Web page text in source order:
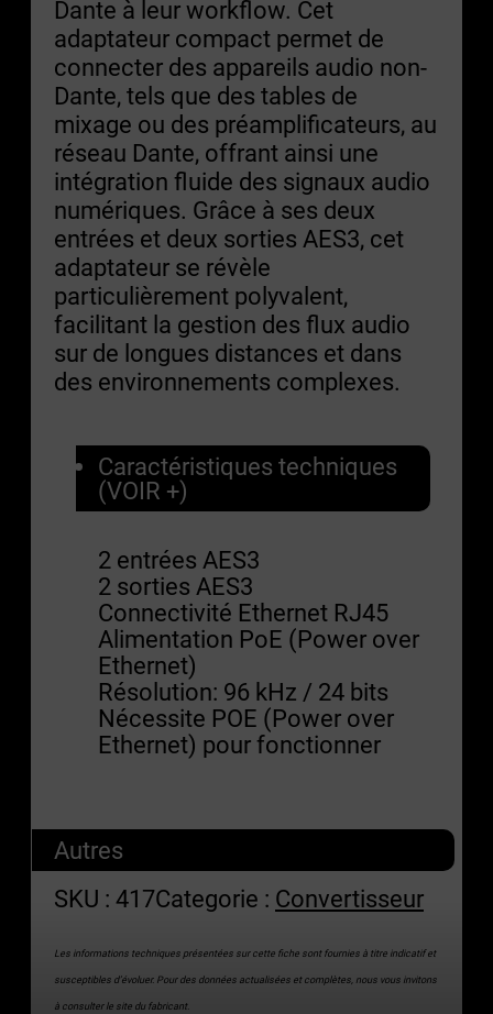
Dante à leur workflow. Cet
adaptateur compact permet de
connecter des appareils audio non-
Dante, tels que des tables de
mixage ou des préamplificateurs, au
réseau Dante, offrant ainsi une
intégration fluide des signaux audio
numériques. Grâce à ses deux
entrées et deux sorties AES3, cet
adaptateur se révèle
particulièrement polyvalent,
facilitant la gestion des flux audio
sur de longues distances et dans
des environnements complexes.
Caractéristiques techniques
(VOIR +)
2 entrées AES3
2 sorties AES3
Connectivité Ethernet RJ45
Alimentation PoE (Power over
Ethernet)
Résolution: 96 kHz / 24 bits
Nécessite POE (Power over
Ethernet) pour fonctionner
Autres
SKU : 417Categorie : Convertisseur
Les informations techniques présentées sur cette fiche sont fournies à titre indicatif et
susceptibles d’évoluer. Pour des données actualisées et complètes, nous vous invitons
à consulter le site du fabricant.